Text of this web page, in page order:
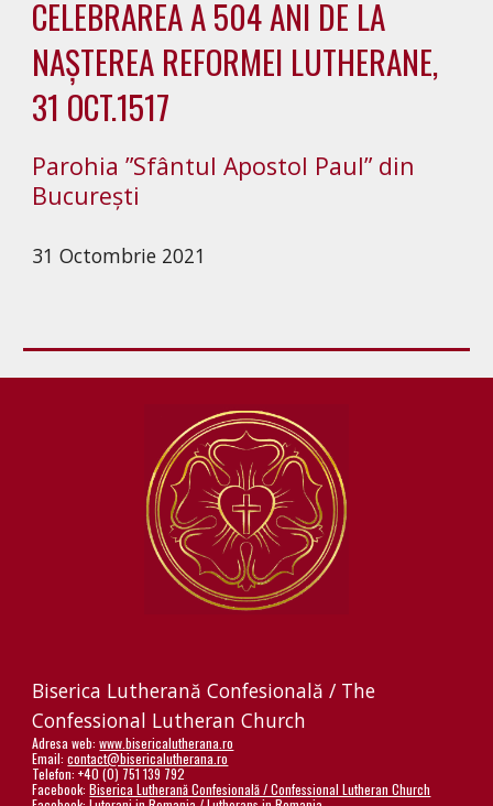
CELEBRAREA A 504 ANI DE LA
NAȘTEREA REFORMEI LUTHERANE,
31 OCT.1517
Parohia ”Sfântul Apostol Paul” din
București
31 Octombrie 2021
Biserica Lutherană Confesională / The
Confessional Lutheran Church
Adresa web:www.bisericalutherana.ro
Email:contact@bisericalutherana.ro
Telefon: +40 (0) 751 139 792
Facebook:Biserica Lutherană Confesională / Confessional Lutheran Church